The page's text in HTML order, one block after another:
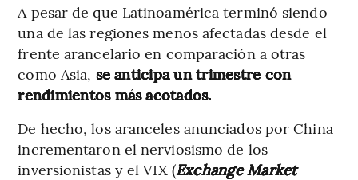
A pesar de que Latinoamérica terminó siendo
una de las regiones menos afectadas desde el
frente arancelario en comparación a otras
como Asia, se anticipa un trimestre con
rendimientos más acotados.
De hecho, los aranceles anunciados por China
incrementaron el nerviosismo de los
inversionistas y el VIX (Exchange Market